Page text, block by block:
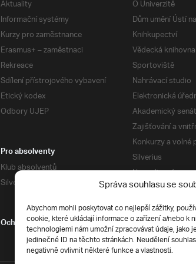
Správa souhlasu se
Abychom mohli poskytovat co nejlepší zážitky,
cookie, které ukládají informace o zařízení a/nebo k
technologiemi nám umožní zpracovávat údaje, jako
jedinečné ID na těchto stránkách. Neudělení
negativně ovlivnit některé funkce a vlastnosti.
Aktuality
Informační systémy
Kurzy pro zaměstnance
Erasmus+ – zaměstnaci
Rekreace
Sdílení přístrojového vybavení
Etický kodex
Odbory UJEP
O Univerzitě
Dům umění Ústí
Knihkupectví
Vědecká
Sportoviště
Nahrávací studio
Elektronická
Akademický
Zajišťování a
Konkurzy a volné
Silverius
Napsali o nás
Tiskové zprávy
Pro absolventy
Klub absolventů
Silverius
Ochrana soukromí